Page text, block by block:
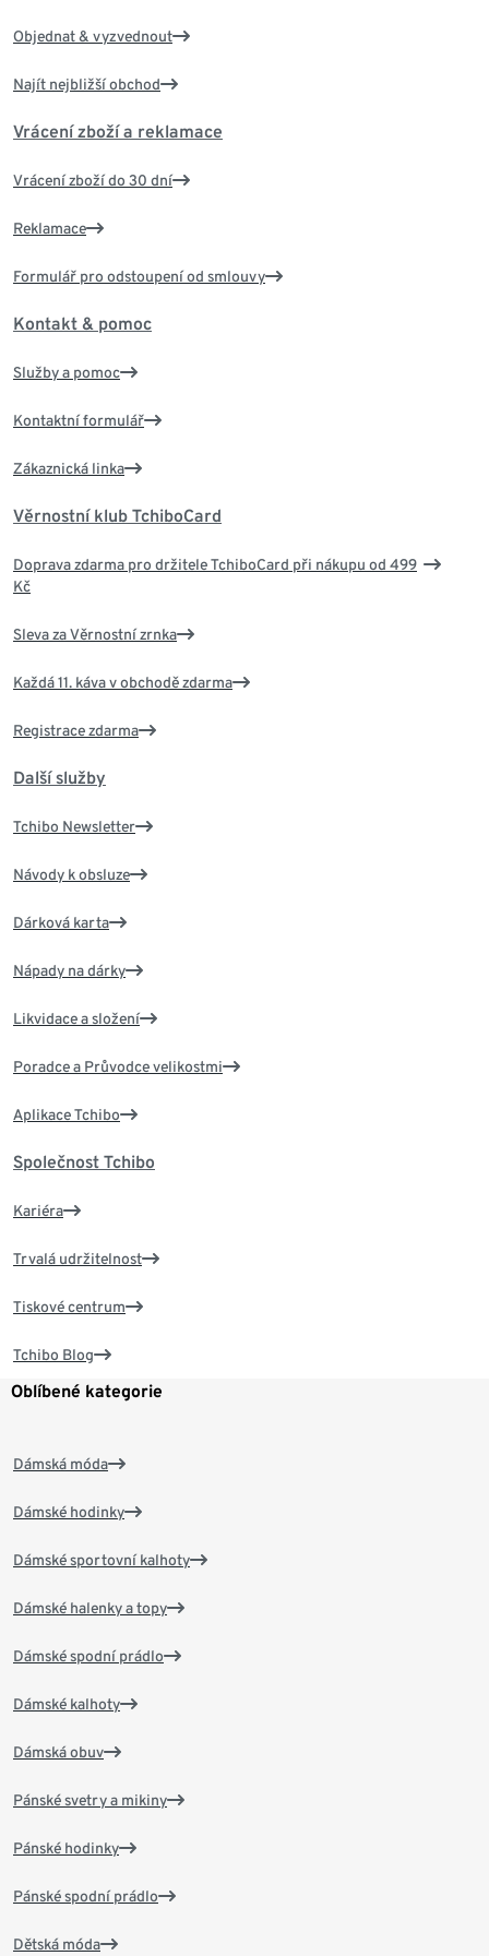
Objednat & vyzvednout
Najít nejbližší obchod
Vrácení zboží a reklamace
Vrácení zboží do 30 dní
Reklamace
Formulář pro odstoupení od smlouvy
Kontakt & pomoc
Služby a pomoc
Kontaktní formulář
Zákaznická linka
Věrnostní klub TchiboCard
Doprava zdarma pro držitele TchiboCard při nákupu od 499
Kč
Sleva za Věrnostní zrnka
Každá 11. káva v obchodě zdarma
Registrace zdarma
Další služby
Tchibo Newsletter
Návody k obsluze
Dárková karta
Nápady na dárky
Likvidace a složení
Poradce a Průvodce velikostmi
Aplikace Tchibo
Společnost Tchibo
Kariéra
Trvalá udržitelnost
Tiskové centrum
Tchibo Blog
Oblíbené kategorie
Dámská móda
Dámské hodinky
Dámské sportovní kalhoty
Dámské halenky a topy
Dámské spodní prádlo
Dámské kalhoty
Dámská obuv
Pánské svetry a mikiny
Pánské hodinky
Pánské spodní prádlo
Dětská móda